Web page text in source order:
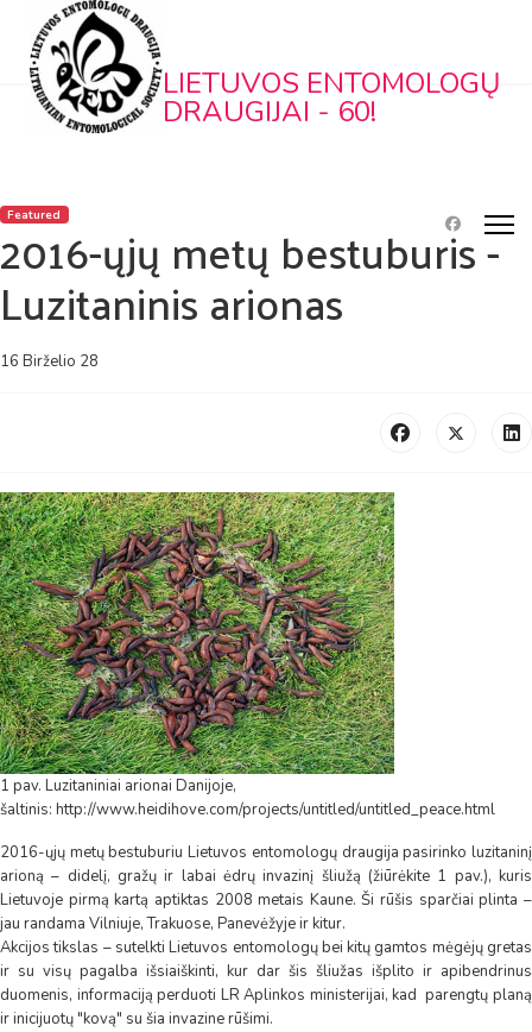
LIETUVOS ENTOMOLOGŲ
DRAUGIJAI - 60!
Featured
2016-ųjų metų bestuburis -
Luzitaninis arionas
16 Birželio 28
1 pav. Luzitaniniai arionai Danijoje,
šaltinis: http://www.heidihove.com/projects/untitled/untitled_peace.html
2016-ųjų metų bestuburiu Lietuvos entomologų draugija pasirinko luzitaninį
arioną – didelį, gražų ir labai ėdrų invazinį šliužą (žiūrėkite 1 pav.), kuris
Lietuvoje pirmą kartą aptiktas 2008 metais Kaune. Ši rūšis sparčiai plinta –
jau randama Vilniuje, Trakuose, Panevėžyje ir kitur.
Akcijos tikslas – sutelkti Lietuvos entomologų bei kitų gamtos mėgėjų gretas
ir su visų pagalba išsiaiškinti, kur dar šis šliužas išplito ir apibendrinus
duomenis, informaciją perduoti LR Aplinkos ministerijai, kad parengtų planą
ir inicijuotų "kovą" su šia invazine rūšimi.